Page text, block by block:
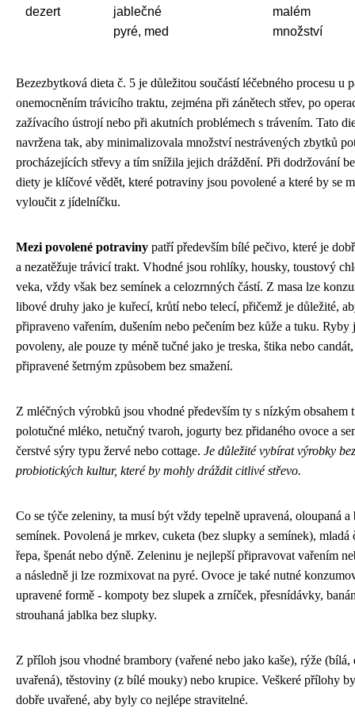
dezert
jablečné
pyré, med
malém
množství
Bezezbytková dieta č. 5 je důležitou součástí léčebného procesu u
onemocněním trávicího traktu, zejména při zánětech střev, po
zažívacího ústrojí nebo při akutních problémech s trávením. Tato
navržena tak, aby minimalizovala množství nestrávených zbytků
procházejících střevy a tím snížila jejich dráždění. Při dodržování
diety je klíčové vědět, které potraviny jsou povolené a které by se
vyloučit z jídelníčku.
Mezi povolené potraviny patří především bílé pečivo, které je
a nezatěžuje trávicí trakt. Vhodné jsou rohlíky, housky, toustový
veka, vždy však bez semínek a celozrnných částí. Z masa lze
libové druhy jako je kuřecí, krůtí nebo telecí, přičemž je důležité,
připraveno vařením, dušením nebo pečením bez kůže a tuku. Ryby
povoleny, ale pouze ty méně tučné jako je treska, štika nebo
připravené šetrným způsobem bez smažení.
Z mléčných výrobků jsou vhodné především ty s nízkým obsahem
polotučné mléko, netučný tvaroh, jogurty bez přidaného ovoce a
čerstvé sýry typu žervé nebo cottage. Je důležité vybírat výrobky
probiotických kultur, které by mohly dráždit citlivé střevo.
Co se týče zeleniny, ta musí být vždy tepelně upravená, oloupaná a
semínek. Povolená je mrkev, cuketa (bez slupky a semínek), mladá
řepa, špenát nebo dýně. Zeleninu je nejlepší připravovat vařením
a následně ji lze rozmixovat na pyré. Ovoce je také nutné
upravené formě - kompoty bez slupek a zrníček, přesnídávky,
strouhaná jablka bez slupky.
Z příloh jsou vhodné brambory (vařené nebo jako kaše), rýže (bílá,
uvařená), těstoviny (z bílé mouky) nebo krupice. Veškeré přílohy
dobře uvařené, aby byly co nejlépe stravitelné.